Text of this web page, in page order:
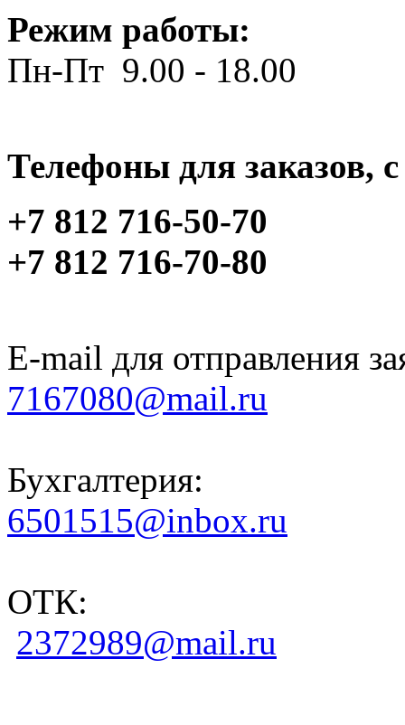
Режим работы:
Пн-Пт 9.00 - 18.00
Телефоны для заказов,
+7 812 716-50-70
+7 812 716-70-80
E-mail для отправления
7167080@mail.ru
Бухгалтерия:
6501515@inbox.ru
ОТК:
2372989@mail.ru